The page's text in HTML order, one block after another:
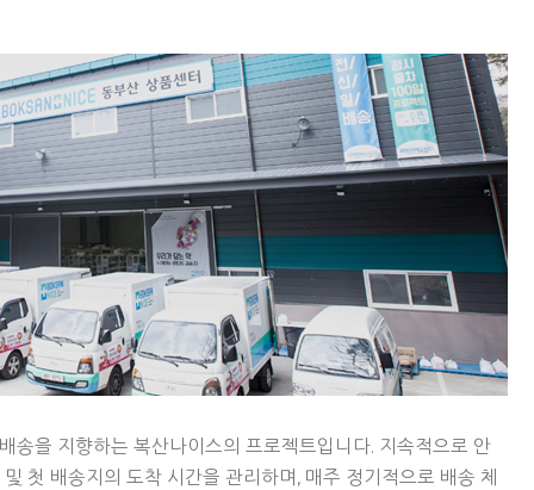
송을 지향하는 복산나이스의 프로젝트입니다. 지속적으로 안
첫 배송지의 도착 시간을 관리하며, 매주 정기적으로 배송 체